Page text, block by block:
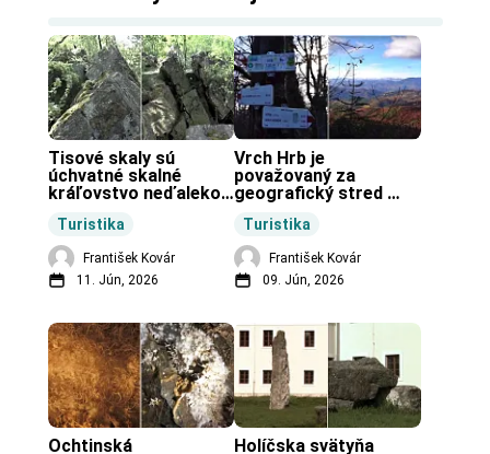
Turistika
Tisové skaly sú
úchvatné skalné
kráľovstvo neďaleko
František Kovár
11. Jún, 2026
Turistika
Vrch Hrb je
považovaný za
geografický stred
František Kovár
09. Jún, 2026
Ochtinská
Holíčska svätyňa